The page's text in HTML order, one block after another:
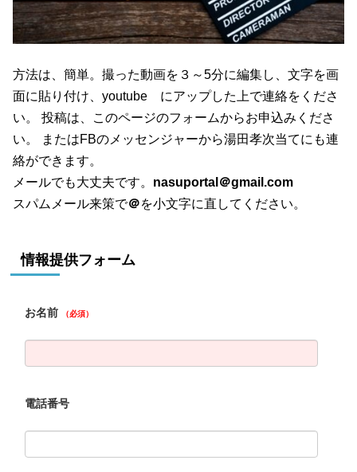
方法は、簡単。撮った動画を３～5分に編集し、文字を画
面に貼り付け、youtube にアップした上で連絡をくださ
い。 投稿は、このページのフォームからお申込みくださ
い。 またはFBのメッセンジャーから湯田孝次当てにも連
絡ができます。
メールでも大丈夫です。 nasuportal＠gmail.com
スパムメール来策で＠を小文字に直してください。
情報提供フォーム